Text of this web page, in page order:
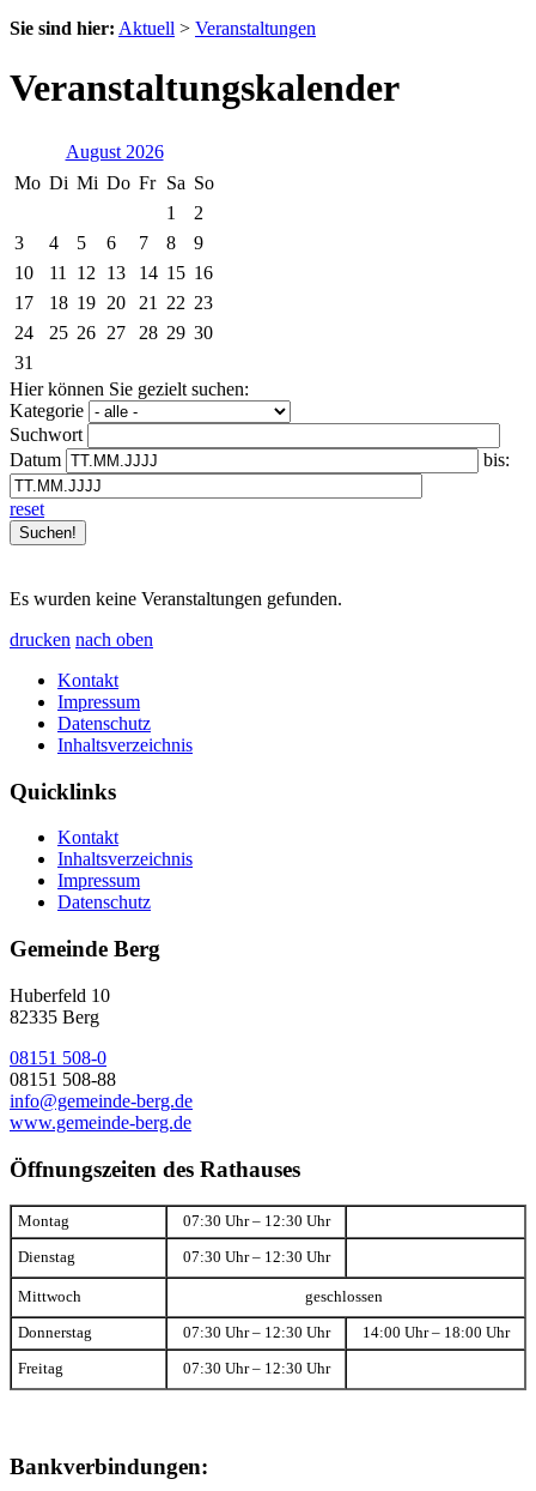
Sie sind hier: Aktuell > Veranstaltungen
Veranstaltungskalender
August 2026
Mo Di Mi Do Fr Sa So
1
2
3
4 5 6 7 8
9
10
11 12 13 14 15 16
17
18 19 20 21 22 23
24
25 26 27 28 29 30
31
Hier können Sie gezielt suchen:
Kategorie
Suchwort
Datum
bis:
reset
Es wurden keine Veranstaltungen gefunden.
drucken nach oben
Kontakt
Impressum
Datenschutz
Inhaltsverzeichnis
Quicklinks
Kontakt
Inhaltsverzeichnis
Impressum
Datenschutz
Gemeinde Berg
Huberfeld 10
82335 Berg
08151 508-0
08151 508-88
info@gemeinde-berg.de
www.gemeinde-berg.de
Öffnungszeiten des Rathauses
Montag 07:30 Uhr – 12:30 Uhr
Dienstag 07:30 Uhr – 12:30 Uhr
Mittwoch geschlossen
Donnerstag 07:30 Uhr – 12:30 Uhr 14:00 Uhr – 18:00 Uhr
Freitag 07:30 Uhr – 12:30 Uhr
Bankverbindungen: